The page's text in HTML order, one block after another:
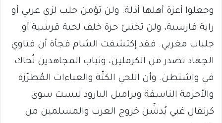
وجعلوا أعزة أهلها أذلة. ولن تؤمن حلب لزي عربي أو
راية فارسية، ولن تختبئ حرة خلف لحية قرشية أو
جلباب مغربي. فقد إكتشفت الشام فجأة أن فتاوي
الجهاد تصدر من الكرملين، وثياب المجاهدين تُحاك
في واشنطن. وأن اللحي الكثّة والعباءات المُطرّزة
والأحزمة الناسفة وبراميل البارود ليست سوى
كرنفال غبي يُدشِّن خروج العرب والمسلمين من